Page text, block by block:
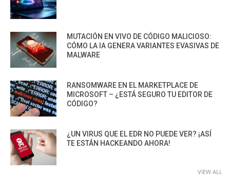
MUTACIÓN EN VIVO DE CÓDIGO MALICIOSO:
CÓMO LA IA GENERA VARIANTES EVASIVAS DE
MALWARE
RANSOMWARE EN EL MARKETPLACE DE
MICROSOFT – ¿ESTÁ SEGURO TU EDITOR DE
CÓDIGO?
¿UN VIRUS QUE EL EDR NO PUEDE VER? ¡ASÍ
TE ESTÁN HACKEANDO AHORA!
VIEW ALL